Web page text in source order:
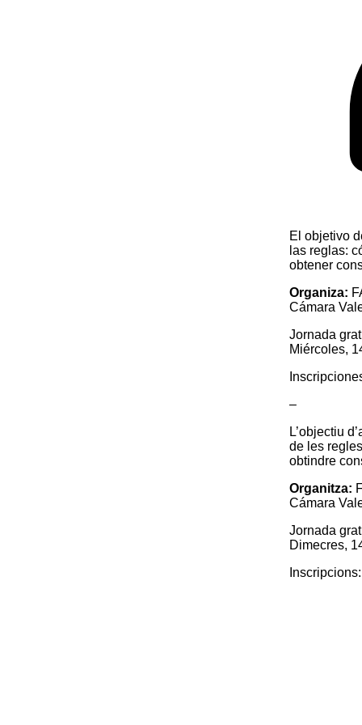
El objetivo
las reglas:
obtener
Organiza:
Cámara
Jornada
Miércoles,
–
L’objectiu
de les
obtindre
Organitza:
Cámara
Jornada
Dimecres,
Inscripcions: